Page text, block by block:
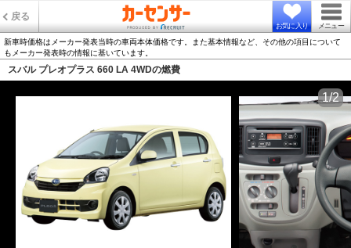
戻る
お気に入り メニュー
新車時価格はメーカー発表当時の車両本体価格です。また基本情報など、その他の項目について
もメーカー発表時の情報に基いています。
スバル プレオプラス 660 LA 4WDの燃費
1/2